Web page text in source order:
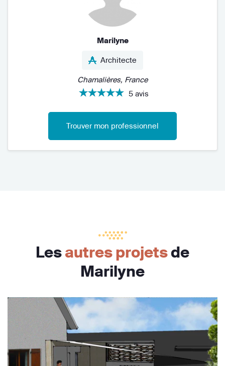
Marilyne
Architecte
Chamalières, France
5 avis
Trouver mon professionnel
Lesautres projetsde
Marilyne